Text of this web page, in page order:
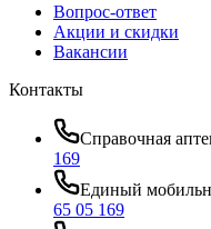
Вопрос-ответ
Акции и скидки
Вакансии
Контакты
Справочная
169
Единый
65 05 169